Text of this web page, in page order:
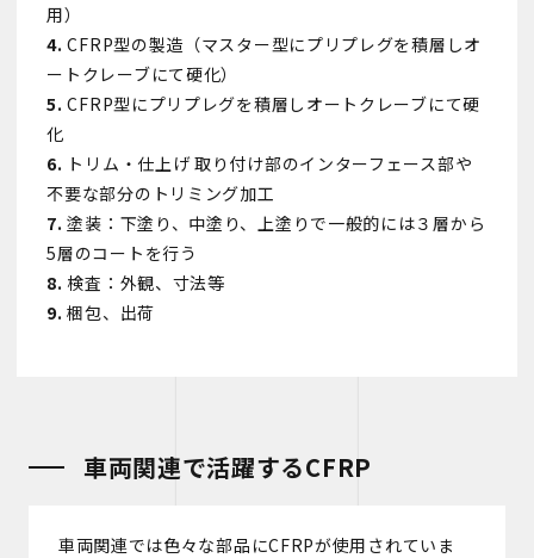
用）
CFRP型の製造（マスター型にプリプレグを積層しオ
ートクレーブにて硬化）
CFRP型にプリプレグを積層しオートクレーブにて硬
化
トリム・仕上げ 取り付け部のインターフェース部や
不要な部分のトリミング加工
塗装：下塗り、中塗り、上塗りで一般的には３層から
5層のコートを行う
検査：外観、寸法等
梱包、出荷
車両関連で活躍するCFRP
車両関連では色々な部品にCFRPが使用されていま